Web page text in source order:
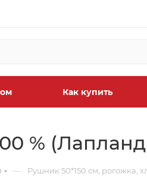
Как купить
%
— Рушник 50*150 см, рогожка,